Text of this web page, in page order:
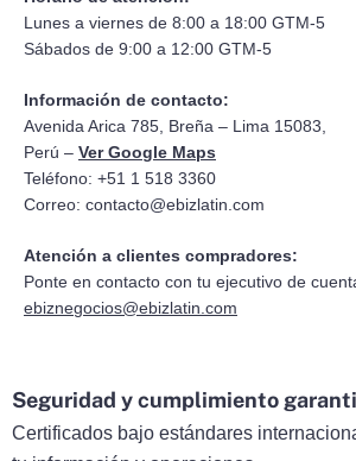
Lunes a viernes de 8:00 a 18:00 GTM-5
Sábados de 9:00 a 12:00 GTM-5
Información de contacto:
Avenida Arica 785, Breña – Lima 15083,
Perú – Ver Google Maps
Teléfono: +51 1 518 3360
Correo: contacto@ebizlatin.com
Atención a clientes compradores:
Ponte en contacto con tu ejecutivo de
ebiznegocios@ebizlatin.com
Seguridad y cumplimiento
Certificados bajo estándares